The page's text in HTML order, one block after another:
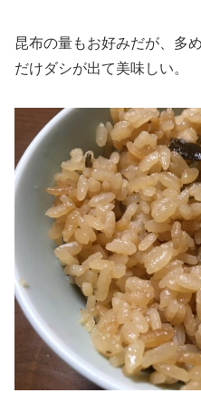
昆布の量もお好みだが、多
だけダシが出て美味しい。